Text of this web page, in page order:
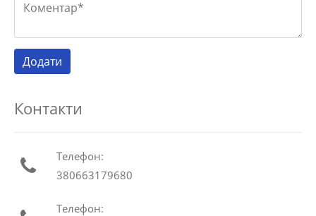
Контакти
Телефон:
380663179680
Телефон: